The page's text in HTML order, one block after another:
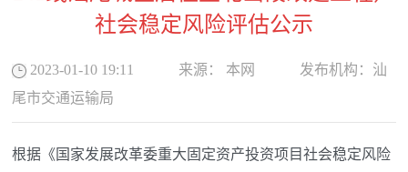
社会稳定风险评估公示
2023-01-10 19:11 来源： 本网 发布机构： 汕
尾市交通运输局
根据《国家发展改革委重大固定资产投资项目社会稳定风险